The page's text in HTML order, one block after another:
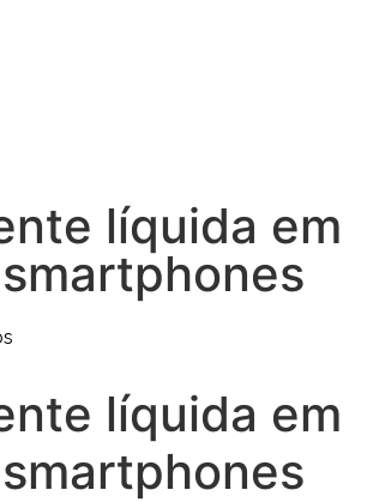
líquida em
líquida em